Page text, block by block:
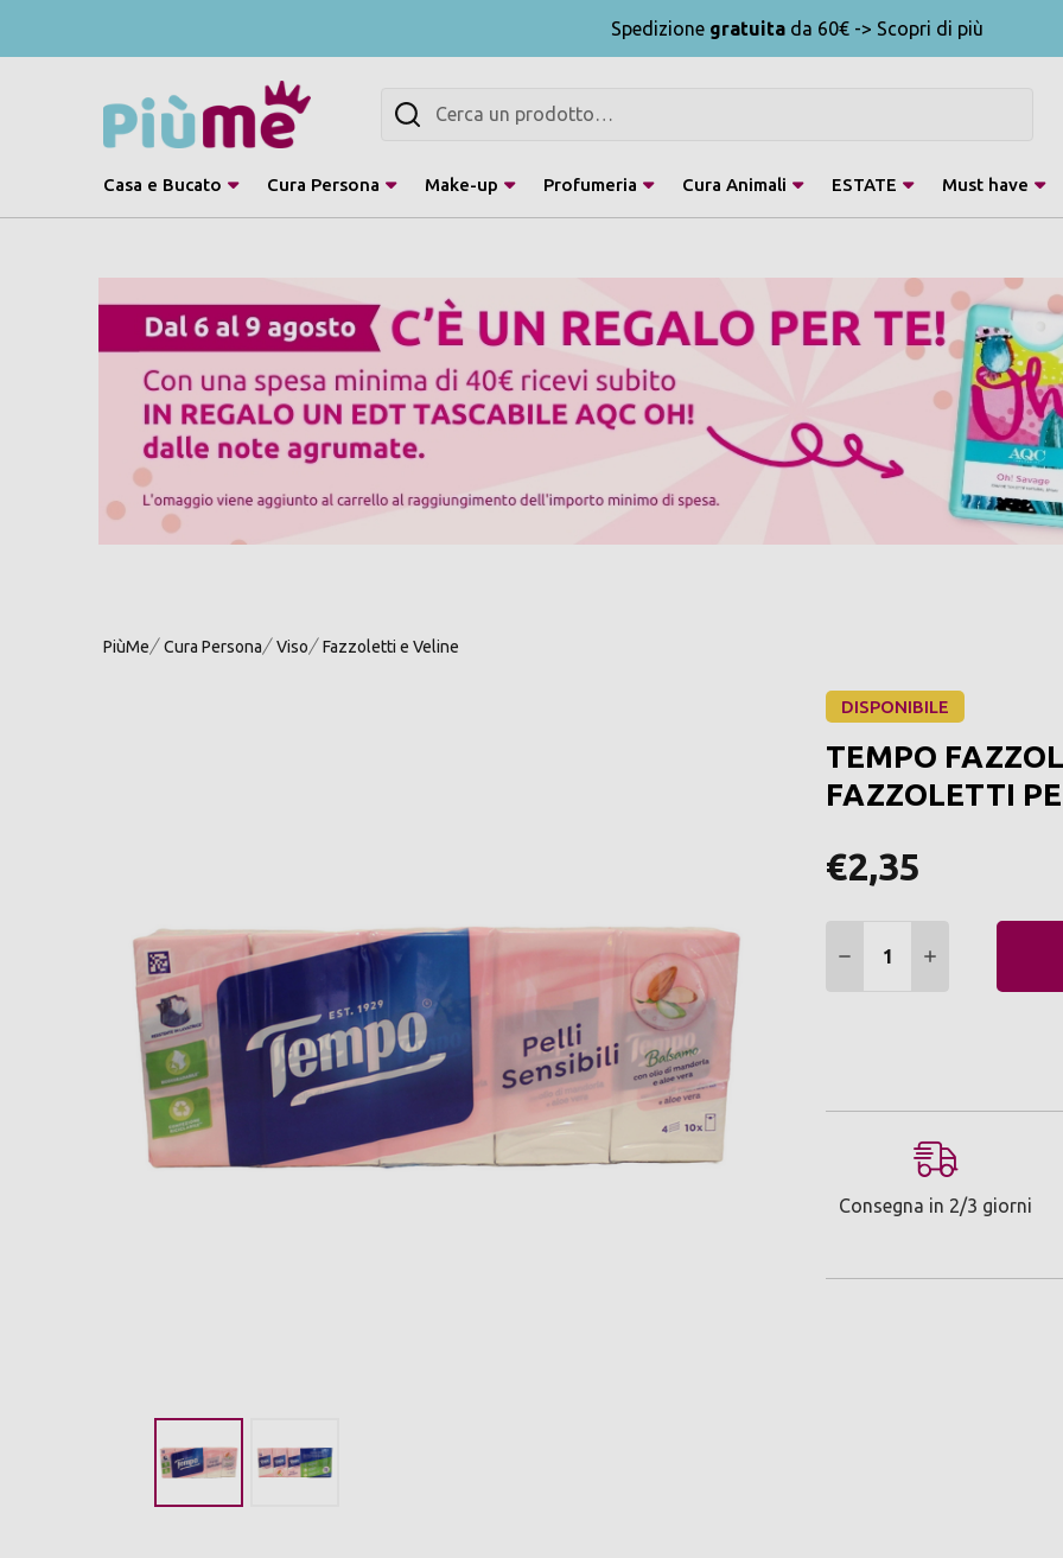
Spedizione gratuita da 60€ -> Scopri di più
Cerca
Casa e Bucato Cura Persona Make-up Profumeria Cura Animali ESTATE Must have
PiùMe Cura Persona Viso Fazzoletti e Veline
DISPONIBILE
TEMPO
FAZZOLETTI
€2,35
DIMINUIRE QUANTITÀ:
AUMENTARE
Consegna in 2/3 giorni